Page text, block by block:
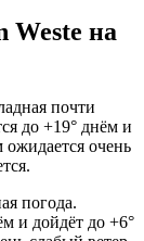
Westе на
почти
до +19° днём и
очень
погода.
и дойдёт до +6°